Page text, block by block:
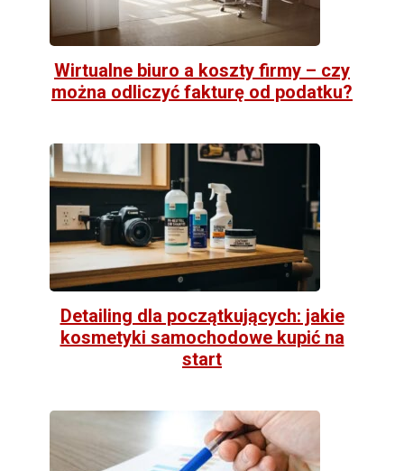
Wirtualne biuro a koszty firmy – czy
można odliczyć fakturę od podatku?
Detailing dla początkujących: jakie
kosmetyki samochodowe kupić na
start